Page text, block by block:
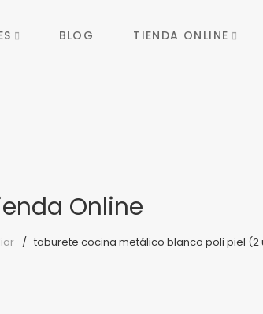
BLOG TIENDA ONLINE
Online
taburete cocina metálico blanco poli piel (2